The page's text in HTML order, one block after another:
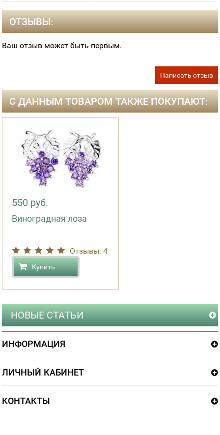
ОТЗЫВЫ:
Ваш отзыв может быть первым.
Написать отзыв
С ДАННЫМ ТОВАРОМ ТАКЖЕ ПОКУПАЮТ:
550 руб.
Виноградная лоза
Отзывы: 4
Купить
НОВЫЕ СТАТЬИ
ИНФОРМАЦИЯ
ЛИЧНЫЙ КАБИНЕТ
КОНТАКТЫ